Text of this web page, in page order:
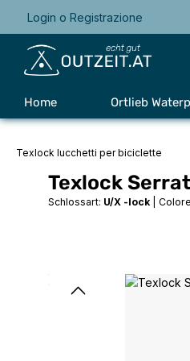
Passa alla navigazione principale
Login o Registrazione
Home Ortlieb
Texlock lucchetti per biciclette
Texlock
Schlossart: U/X -lock
Salta la galleria di immagini